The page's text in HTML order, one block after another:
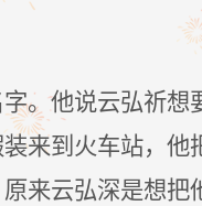
。他说云弘祈想
来到火车站，他
来云弘深是想把